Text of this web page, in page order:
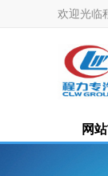
欢迎光临
网